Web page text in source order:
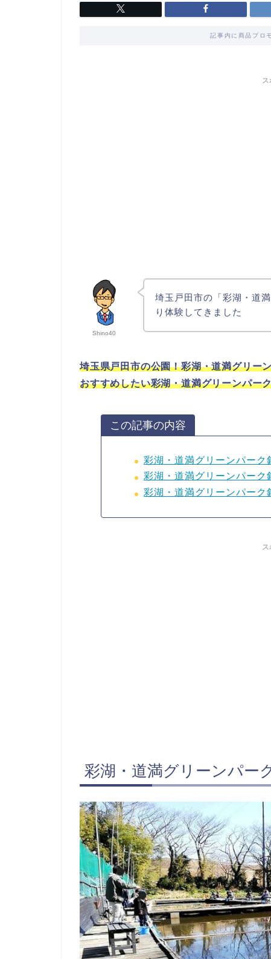
記事内に商品プロ
ス
Shino40
埼玉戸田市の「彩湖・道
り体験してきました
埼玉県戸田市の公園！彩湖・道満グリー
おすすめしたい彩湖・道満グリーンパー
この記事の内容
彩湖・道満グリーンパーク
彩湖・道満グリーンパーク
彩湖・道満グリーンパーク
ス
彩湖・道満グリーンパー